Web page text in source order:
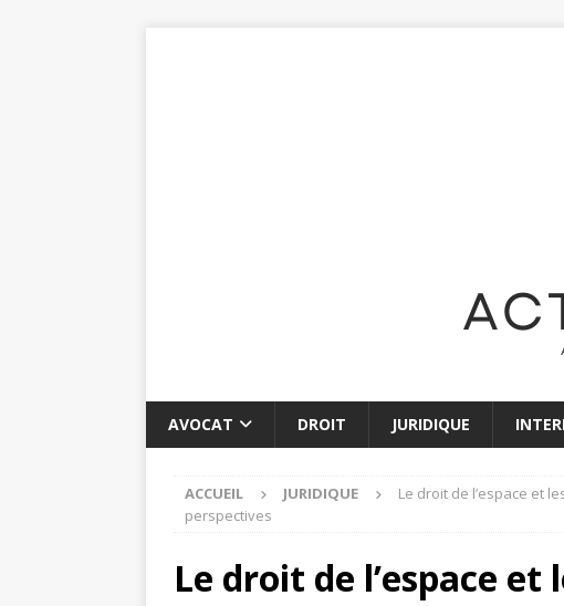
AVOCAT DROIT JURIDIQUE
ACCUEIL JURIDIQUE
Le droit de l’espace et
perspectives
Le droit de l’espace et